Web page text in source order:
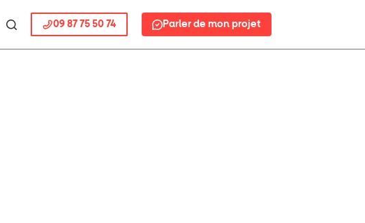
09 87 75 50 74 Parler de mon projet